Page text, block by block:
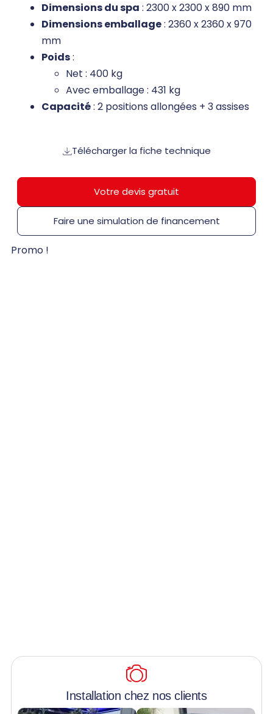
Promo !
Dimensions du spa : 2300 x 2300 x 890 mm
Dimensions emballage: 2360 x 2360 x 970
mm
Poids:
Net : 400 kg
Avec emballage : 431 kg
Capacité: 2 positions allongées + 3 assises
Télécharger la fiche technique
Votre devis gratuit
Faire une simulation de financement
Installation chez nos clients